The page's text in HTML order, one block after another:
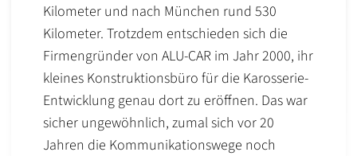
Kilometer und nach München rund 530
Kilometer. Trotzdem entschieden sich die
Firmengründer von ALU-CAR im Jahr 2000, ihr
kleines Konstruktionsbüro für die Karosserie-
Entwicklung genau dort zu eröffnen. Das war
sicher ungewöhnlich, zumal sich vor 20
Jahren die Kommunikationswege noch